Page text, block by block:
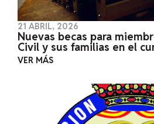
21 ABRIL, 2026
Nuevas becas para
Civil y sus familias en el
VER MÁS